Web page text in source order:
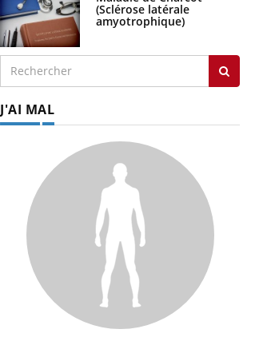
(Sclérose latérale
amyotrophique)
J'AI MAL